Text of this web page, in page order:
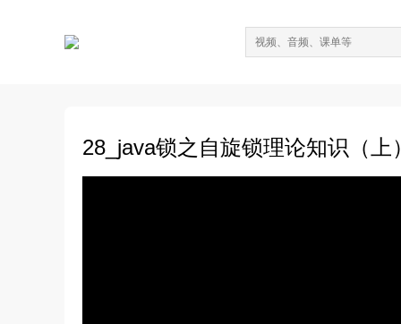
28_java锁之自旋锁理论知识（上）